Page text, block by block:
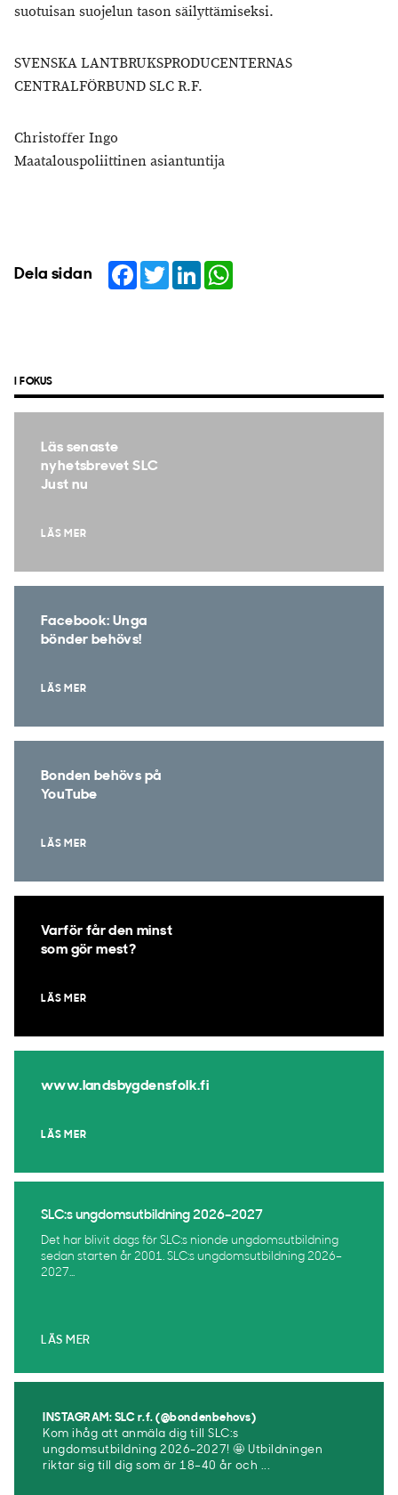
suotuisan suojelun tason säilyttämiseksi.
SVENSKA LANTBRUKSPRODUCENTERNAS
CENTRALFÖRBUND SLC R.F.
Christoffer Ingo
Maatalouspoliittinen asiantuntija
Dela sidan Facebook
TwitterLinkedIn
I FOKUS
Läs senaste
nyhetsbrevet SLC
Just nu
LÄS MER
Facebook: Unga
bönder behövs!
LÄS MER
Bonden behövs på
YouTube
LÄS MER
Varför får den minst
som gör mest?
LÄS MER
www.landsbygdensfolk.fi
LÄS MER
SLC:s ungdomsutbildning 2026–2027
Det har blivit dags för SLC:s nionde ungdomsutbildning
sedan starten år 2001. SLC:s ungdomsutbildning 2026–
2027...
LÄS MER
INSTAGRAM: SLC r.f. (@bondenbehovs)
Kom ihåg att anmäla dig till SLC:s
ungdomsutbildning 2026-2027! 🤩 Utbildningen
riktar sig till dig som är 18–40 år och ...